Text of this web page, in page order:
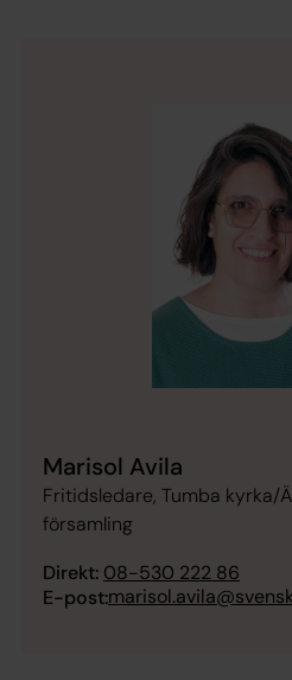
Marisol Avila
Fritidsledare, Tumba kyrka/
församling
Direkt: 08-530 222 86
E-post: